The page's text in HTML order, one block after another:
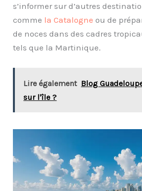
s’informer sur d’autres
comme la Catalogne ou de
de noces dans des cadres
tels que la Martinique.
Lire également Blog
sur l'île ?